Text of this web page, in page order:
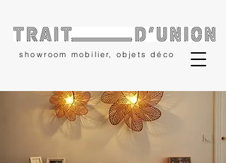
showroom mobilier, objets déco